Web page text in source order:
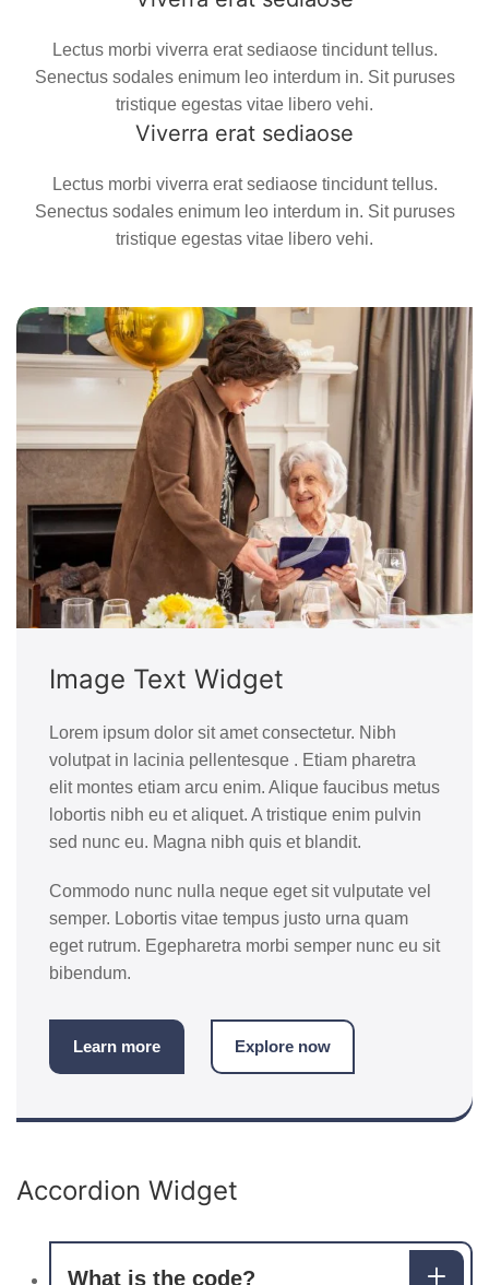
Lectus morbi viverra erat sediaose tincidunt tellus.
Senectus sodales enimum leo interdum in. Sit puruses
tristique egestas vitae libero vehi.
Viverra erat sediaose
Lectus morbi viverra erat sediaose tincidunt tellus.
Senectus sodales enimum leo interdum in. Sit puruses
tristique egestas vitae libero vehi.
Image Text Widget
Lorem ipsum dolor sit amet consectetur. Nibh
volutpat in lacinia pellentesque . Etiam pharetra
elit montes etiam arcu enim. Alique faucibus metus
lobortis nibh eu et aliquet. A tristique enim pulvin
sed nunc eu. Magna nibh quis et blandit.
Commodo nunc nulla neque eget sit vulputate vel
semper. Lobortis vitae tempus justo urna quam
eget rutrum. Egepharetra morbi semper nunc eu sit
bibendum.
Learn more Explore now
Accordion Widget
What is the code?